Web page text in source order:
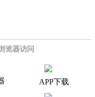
览器访问
APP下载